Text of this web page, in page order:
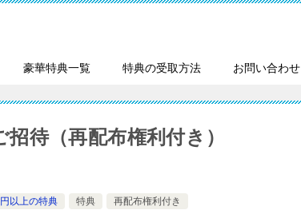
豪華特典一覧 特典の受取方法 お問い合わせ
待（再配布権利付き）
以上の特典 特典 再配布権利付き